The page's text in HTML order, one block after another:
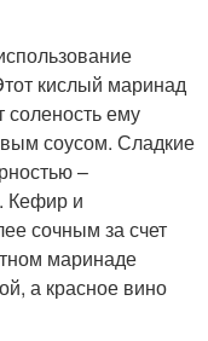
кислый маринад
соленость ему
соусом. Сладкие
–
Кефир и
сочным за счет
маринаде
а красное вино